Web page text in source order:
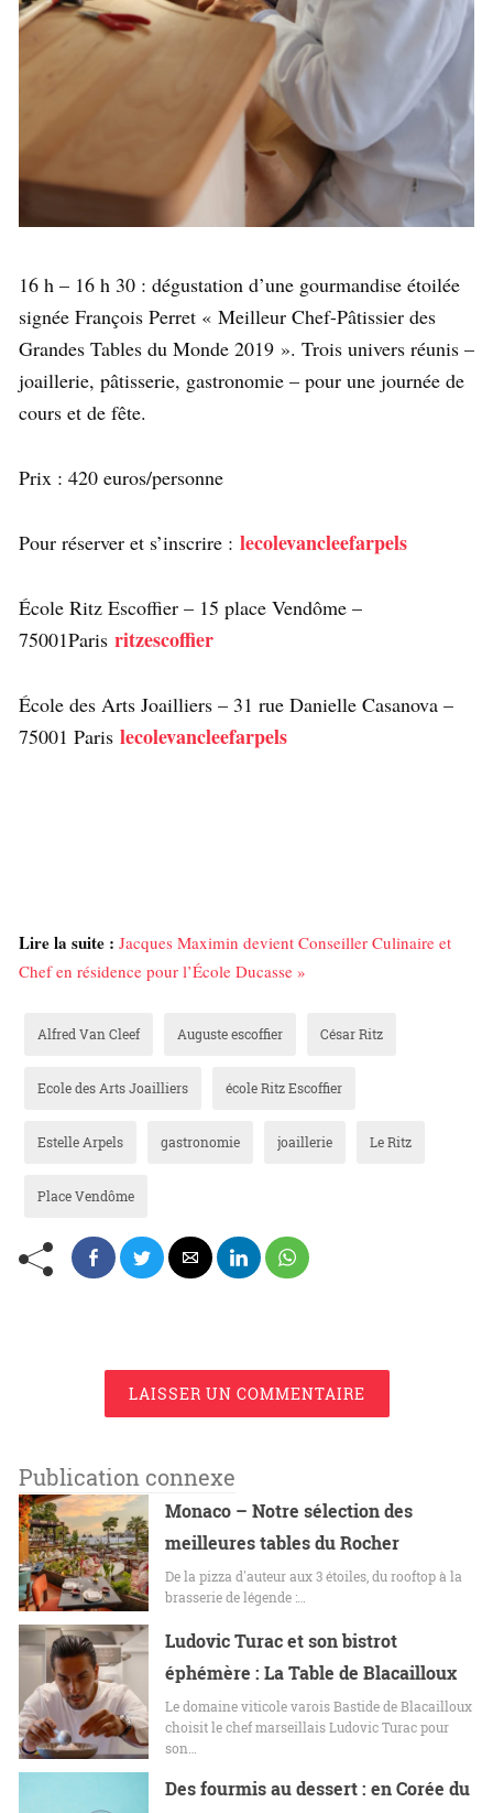
16 h – 16 h 30 : dégustation d’une gourmandise étoilée
signée François Perret « Meilleur Chef-Pâtissier des
Grandes Tables du Monde 2019 ». Trois univers réunis –
joaillerie, pâtisserie, gastronomie – pour une journée de
cours et de fête.
Prix : 420 euros/personne
Pour réserver et s’inscrire : lecolevancleefarpels
École Ritz Escoffier – 15 place Vendôme –
75001Paris ritzescoffier
École des Arts Joailliers – 31 rue Danielle Casanova –
75001 Paris lecolevancleefarpels
Lire la suite : Jacques Maximin devient Conseiller Culinaire et
Chef en résidence pour l’École Ducasse »
Alfred Van Cleef Auguste escoffier César Ritz
Ecole des Arts Joailliers école Ritz Escoffier
Estelle Arpels gastronomie joaillerie Le Ritz
Place Vendôme
LAISSER UN COMMENTAIRE
Publication connexe
Monaco – Notre sélection des
meilleures tables du Rocher
De la pizza d'auteur aux 3 étoiles, du rooftop à la
brasserie de légende :…
Ludovic Turac et son bistrot
éphémère : La Table de Blacailloux
Le domaine viticole varois Bastide de Blacailloux
choisit le chef marseillais Ludovic Turac pour
son…
Des fourmis au dessert : en Corée du